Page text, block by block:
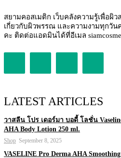
สยามคอสเมติก เว็บคลังความรู้เพื่อผิว
เกี่ยวกับผิวพรรณ และความงามทุกวั
คะ ติดต่อแอดมินได้ที่อีเมล
LATEST ARTICLES
วาสลีน โปร เดอร์มา บอดี้ โลชั่น
AHA Body Lotion 250 ml.
Shop September 8, 2025
VASELINE Pro Derma AHA